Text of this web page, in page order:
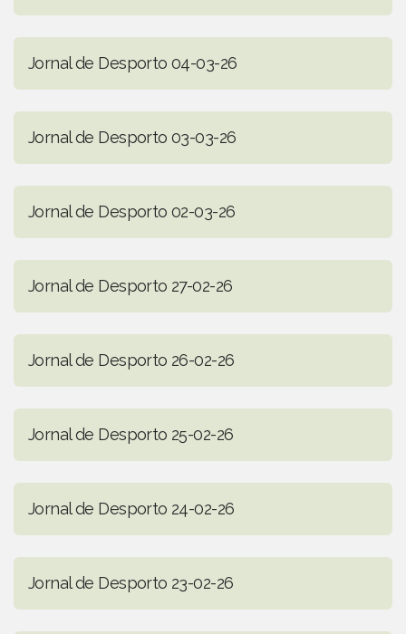
Jornal de Desporto 04-03-26
Jornal de Desporto 03-03-26
Jornal de Desporto 02-03-26
Jornal de Desporto 27-02-26
Jornal de Desporto 26-02-26
Jornal de Desporto 25-02-26
Jornal de Desporto 24-02-26
Jornal de Desporto 23-02-26